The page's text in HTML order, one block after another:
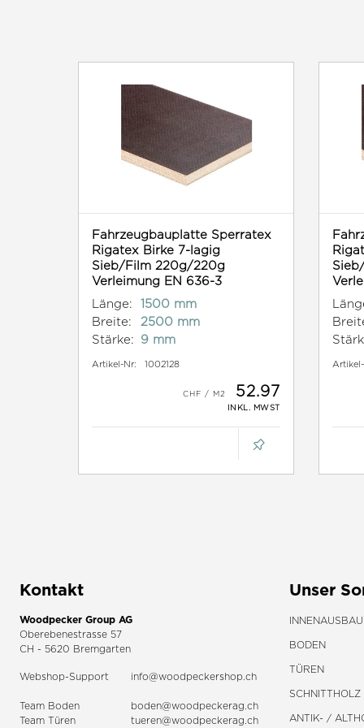
Fahrzeugbauplatte Sperratex
Rigatex Birke 7-lagig
Sieb/Film 220g/220g
Verleimung EN 636-3
Länge:
1500 mm
Breite:
2500 mm
Stärke:
9 mm
Artikel-Nr: 1002128
52.97
INKL. MWST
Kontakt
Woodpecker Group AG
Oberebenestrasse 57
CH - 5620 Bremgarten
Webshop-Support info@woodpeckershop.ch
Team Boden
boden@woodpeckerag.ch
Team Türen
tueren@woodpeckerag.ch
Unser
INNENAUSBAU
BODEN
TÜREN
ANTIK- /